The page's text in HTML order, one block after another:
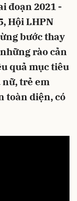
đoạn 2021 -
Hội LHPN
bước thay
rào cản
quả mục tiêu
nữ, trẻ em
toàn diện, có